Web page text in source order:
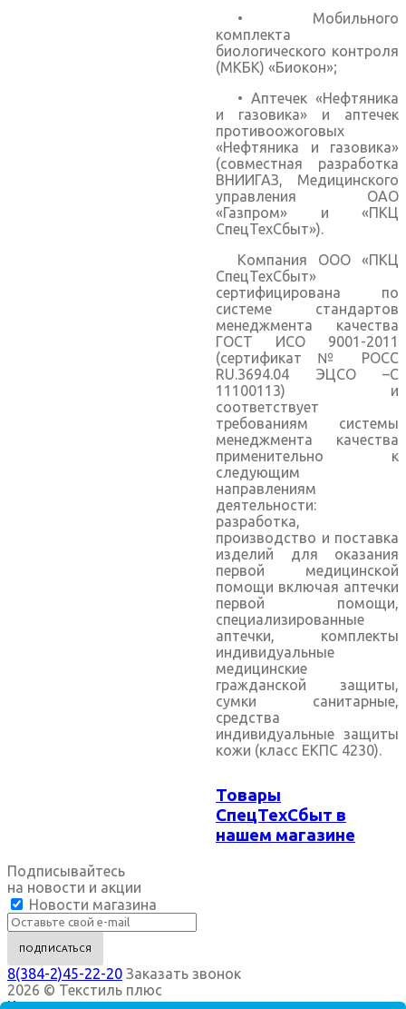
• Мобильного
комплекта
биологического контроля
(МКБК) «Биокон»;
• Аптечек «Нефтяника
и газовика» и аптечек
противоожоговых
«Нефтяника и газовика»
(совместная разработка
ВНИИГАЗ, Медицинского
управления ОАО
«Газпром» и «ПКЦ
СпецТехСбыт»).
Компания ООО «ПКЦ
СпецТехСбыт»
сертифицирована по
системе стандартов
менеджмента качества
ГОСТ ИСО 9001-2011
(сертификат № РОСС
RU.3694.04 ЭЦСО –С
11100113) и
соответствует
требованиям системы
менеджмента качества
применительно к
следующим
направлениям
деятельности:
разработка,
производство и поставка
изделий для оказания
первой медицинской
помощи включая аптечки
первой помощи,
специализированные
аптечки, комплекты
индивидуальные
медицинские
гражданской защиты,
сумки санитарные,
средства
индивидуальные защиты
кожи (класс ЕКПС 4230).
Товары
СпецТехСбыт в
нашем магазине
Подписывайтесь
на новости и акции
Новости магазина
8(384-2)45-22-20 Заказать звонок
2026 © Текстиль плюс